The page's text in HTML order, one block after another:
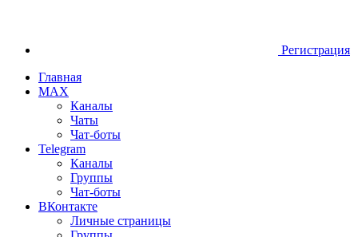
Регистрация
Главная
MAX
Каналы
Чаты
Чат-боты
Telegram
Каналы
Группы
Чат-боты
ВКонтакте
Личные страницы